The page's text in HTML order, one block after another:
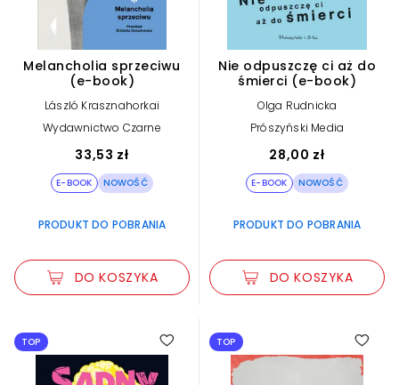
Melancholia sprzeciwu
(e-book)
László Krasznahorkai
Wydawnictwo Czarne
33,53 zł
E-BOOK NOWOŚĆ
PRODUKT DO POBRANIA
DO KOSZYKA
Nie odpuszczę ci aż do
śmierci (e-book)
Olga Rudnicka
Prószyński Media
28,00 zł
E-BOOK NOWOŚĆ
PRODUKT DO POBRANIA
DO KOSZYKA
TOP TOP